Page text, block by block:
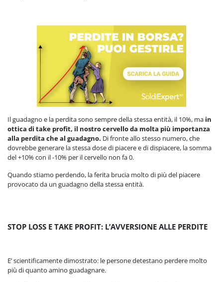
Il guadagno e la perdita sono sempre della stessa entità, il 10%, ma in
ottica di take profit, il nostro cervello da molta più importanza
alla perdita che al guadagno. Di fronte allo stesso numero, che
dovrebbe generare la stessa dose di piacere e di dispiacere, la somma
del +10% con il -10% per il cervello non fa 0.
Quando stiamo perdendo, la ferita brucia molto di più del piacere
provocato da un guadagno della stessa entità.
STOP LOSS E TAKE PROFIT: L’AVVERSIONE ALLE PERDITE
E’ scientificamente dimostrato: le persone detestano perdere molto
più di quanto amino guadagnare.